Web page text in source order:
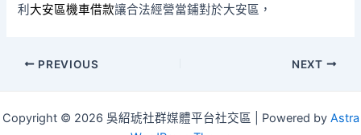
利大安區機車借款讓合法經營當鋪對於大安區，
Post
PREVIOUS NEXT
Copyright © 2026 吳紹琥社群媒體平台社交區 | Powered by Astra